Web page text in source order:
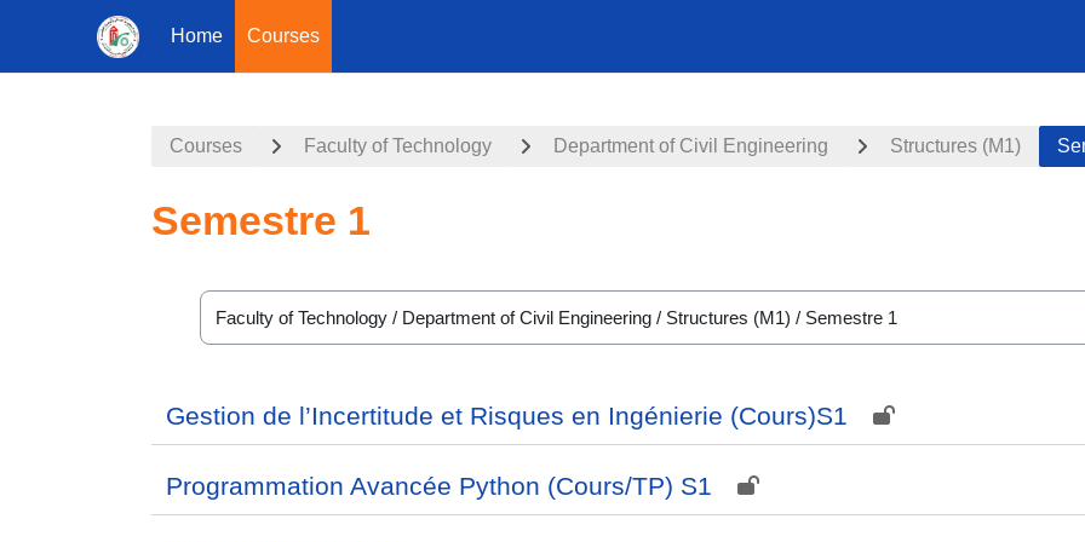
Home Courses
Courses Faculty of Technology Department of Civil Engineering Structures (M1)
Semestre 1
Course categories
Gestion de l’Incertitude et Risques en Ingénierie (Cours)S1
Programmation Avancée Python (Cours/TP) S1